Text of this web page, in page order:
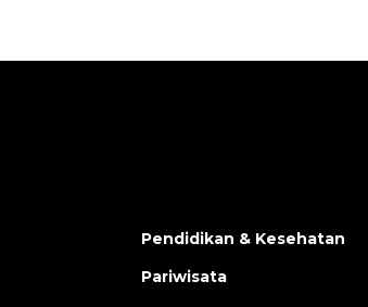
Pendidikan & Kesehatan
Pariwisata